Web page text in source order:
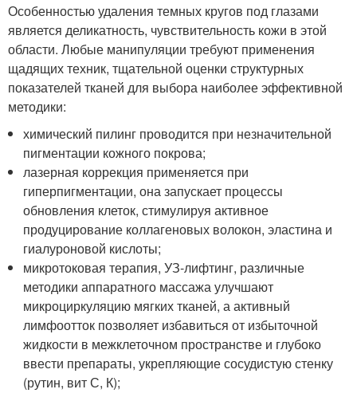
Особенностью удаления темных кругов под глазами
является деликатность, чувствительность кожи в этой
области. Любые манипуляции требуют применения
щадящих техник, тщательной оценки структурных
показателей тканей для выбора наиболее эффективной
методики:
химический пилинг проводится при незначительной
пигментации кожного покрова;
лазерная коррекция применяется при
гиперпигментации, она запускает процессы
обновления клеток, стимулируя активное
продуцирование коллагеновых волокон, эластина и
гиалуроновой кислоты;
микротоковая терапия, УЗ-лифтинг, различные
методики аппаратного массажа улучшают
микроциркуляцию мягких тканей, а активный
лимфоотток позволяет избавиться от избыточной
жидкости в межклеточном пространстве и глубоко
ввести препараты, укрепляющие сосудистую стенку
(рутин, вит С, К);